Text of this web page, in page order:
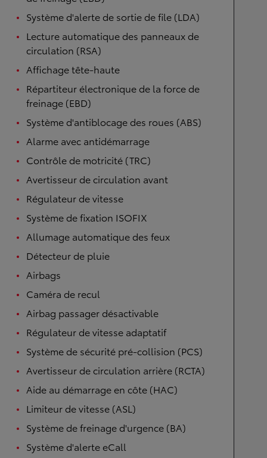
Système d'alerte de sortie de file (LDA)
Lecture automatique des panneaux de
circulation (RSA)
Affichage tête-haute
Répartiteur électronique de la force de
freinage (EBD)
Système d'antiblocage des roues (ABS)
Alarme avec antidémarrage
Contrôle de motricité (TRC)
Avertisseur de circulation avant
Régulateur de vitesse
Système de fixation ISOFIX
Allumage automatique des feux
Détecteur de pluie
Airbags
Caméra de recul
Airbag passager désactivable
Régulateur de vitesse adaptatif
Système de sécurité pré-collision (PCS)
Avertisseur de circulation arrière (RCTA)
Aide au démarrage en côte (HAC)
Limiteur de vitesse (ASL)
Système de freinage d'urgence (BA)
Système d'alerte eCall